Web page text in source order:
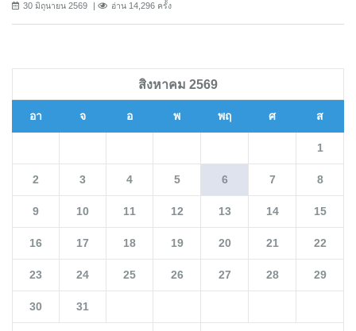
30 มิถุนายน 2569 อ่าน 14,296 ครั้ง
สิงหาคม 2569
อา จ อ พ พฤ ศ ส
1
2 3 4 5 6 7 8
9 10 11 12 13 14 15
16 17 18 19 20 21 22
23 24 25 26 27 28 29
30 31